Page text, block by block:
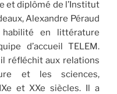
et diplômé de l’Institut
Alexandre Péraud
en littérature
d’accueil TELEM.
réfléchit aux relations
et les sciences,
et XXe siècles. Il a